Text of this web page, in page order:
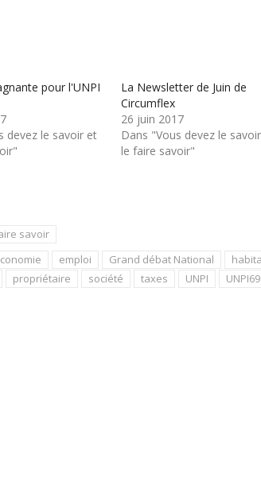
pour l'UNPI
devez le savoir et
La Newsletter de Juin de
Circumflex
26 juin 2017
Dans "Vous devez le
le faire savoir"
savoir
emploi Grand débat National
propriétaire société taxes UNPI UNPI69